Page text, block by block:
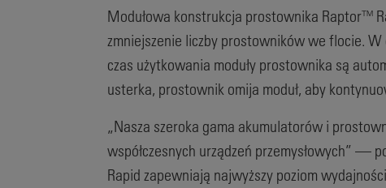
Modułowa konstrukcja prostownika Raptor™
zmniejszenie liczby prostowników we flocie.
czas użytkowania moduły prostownika są
usterka, prostownik omija moduł, aby
„Nasza szeroka gama akumulatorów i
współczesnych urządzeń przemysłowych” —
Rapid zapewniają najwyższy poziom